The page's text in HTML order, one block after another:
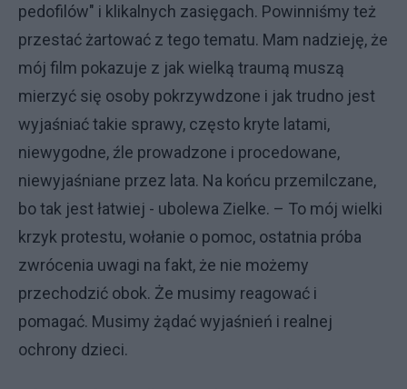
pedofilów" i klikalnych zasięgach. Powinniśmy też
przestać żartować z tego tematu. Mam nadzieję, że
mój film pokazuje z jak wielką traumą muszą
mierzyć się osoby pokrzywdzone i jak trudno jest
wyjaśniać takie sprawy, często kryte latami,
niewygodne, źle prowadzone i procedowane,
niewyjaśniane przez lata. Na końcu przemilczane,
bo tak jest łatwiej - ubolewa Zielke. – To mój wielki
krzyk protestu, wołanie o pomoc, ostatnia próba
zwrócenia uwagi na fakt, że nie możemy
przechodzić obok. Że musimy reagować i
pomagać. Musimy żądać wyjaśnień i realnej
ochrony dzieci.